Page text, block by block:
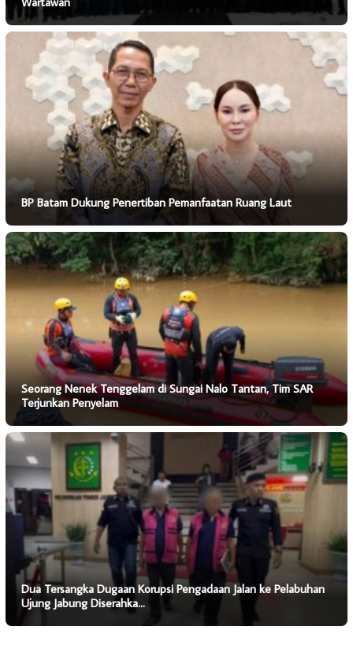
BP Batam Dukung Penertiban Pemanfaatan Ruang Laut
Seorang Nenek Tenggelam di Sungai Nalo Tantan, Tim SAR
Terjunkan Penyelam
Dua Tersangka Dugaan Korupsi Pengadaan Jalan ke Pelabuhan
Ujung Jabung Diserahka…